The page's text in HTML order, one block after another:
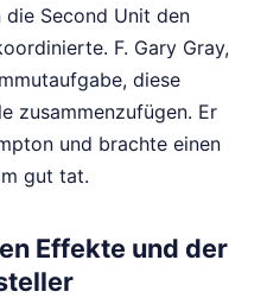
Second Unit den
F. Gary Gray,
diese
zusammenzufügen. Er
und brachte einen
gut tat.
Effekte und der